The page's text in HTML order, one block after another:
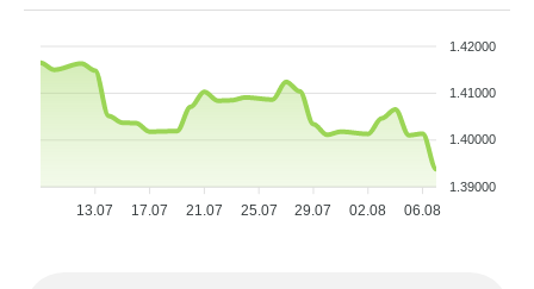
1.42000
1.41000
1.40000
1.39000
13.07 17.07 21.07 25.07 29.07 02.08 06.08